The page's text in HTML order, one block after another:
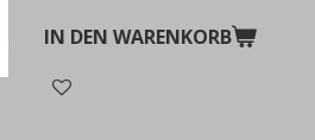
IN DEN WARENKORB